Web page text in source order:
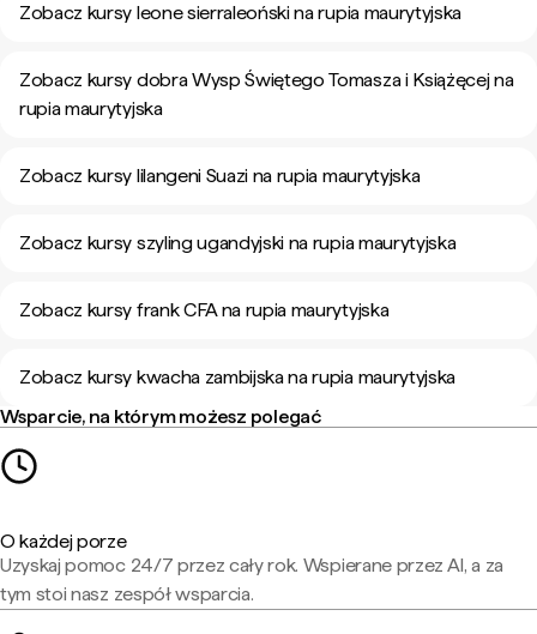
Zobacz kursy leone sierraleoński na rupia maurytyjska
Zobacz kursy dobra Wysp Świętego Tomasza i Książęcej na
rupia maurytyjska
Zobacz kursy lilangeni Suazi na rupia maurytyjska
Zobacz kursy szyling ugandyjski na rupia maurytyjska
Zobacz kursy frank CFA na rupia maurytyjska
Zobacz kursy kwacha zambijska na rupia maurytyjska
Wsparcie, na którym możesz polegać
O każdej porze
Uzyskaj pomoc 24/7 przez cały rok. Wspierane przez AI, a za
tym stoi nasz zespół wsparcia.